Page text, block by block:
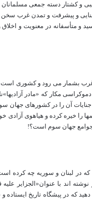
و کشتار دسته جمعی
و پیشرفت و تمدن غرب سخن
و متأسفانه در معنویت و اخلاق
غرب بشمار می رود و کشوری است
مکار که «مادر
آن را در کشورهای جهان
را خیره کرده و هیاهوی آزادی
جهان سوم است؟!
در لبنان و سوریه چه کرده
اند با عنوان«الجزایر علیه
که در پیشگاه تاریخ ایستاده